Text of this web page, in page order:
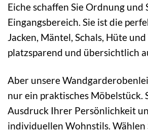
Eiche schaffen Sie Ordnung und
Eingangsbereich. Sie ist die
Jacken, Mäntel, Schals, Hüte und
platzsparend und übersichtlich
Aber unsere
nur ein praktisches Möbelstück.
Ausdruck Ihrer Persönlichkeit
individuellen Wohnstils. Wählen